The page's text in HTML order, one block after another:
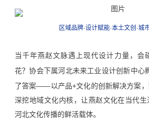
区域品牌·设计赋能·本土文创·城
当千年燕赵文脉遇上现代设计力量，会
花？协会下属河北未来工业设计创新中心
了答案——以产品+文化的创新解决方案
深挖地域文化内核，让燕赵文化在当代
河北文化传播的鲜活载体。